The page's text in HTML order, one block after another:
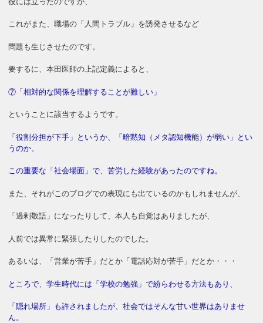
これがまた、職場の「人間トラブル」を誘発させるなど
問題も生じさせたのです。
要するに、本田医師の上記定義によると、
⑦「相対的な関係を理解することが難しい」
ということに該当するようです。
「役割分担が下手」というか、「暗黙知（メタ認知機能）が弱い」とい
うのか、
この重要な「社会場面」で、苦労した経験があったのですね。
また、それがこのブログでの表現にも出ているのかもしれませんが、
「過剰敬語」になったりして、本人も自覚はありましたが、
人前では異常に緊張したりしたのでした。
あるいは、「営業が苦手」だとか「電話応対が苦手」だとか・・・
ところで、学生時代には「学校の勉強」で紛らわせる方法もあり、
「隠れ場所」も許されましたが、社会ではそんな甘い世界はありませ
ん。